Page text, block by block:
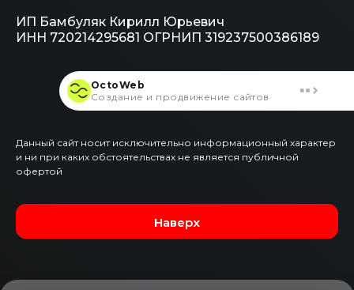
ИП Бамбуляк Кирилл Юрьевич
ИНН 720214295681 ОГРНИП 319237500386189
Данный сайт носит исключительно информационный характер
и ни при каких обстоятельствах не является публичной
офертой
Наверх
OctoWeb
Создание и продвижение сайтов